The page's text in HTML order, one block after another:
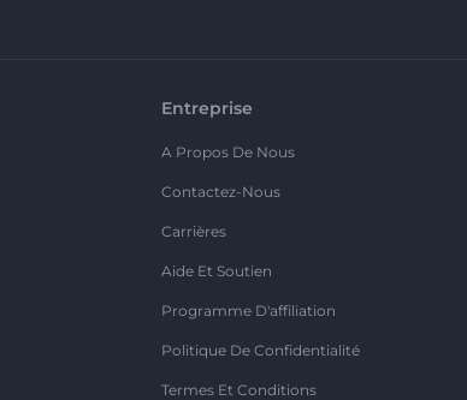
Entreprise
A Propos De Nous
Contactez-Nous
Carrières
Aide Et Soutien
Programme D'affiliation
Politique De Confidentialité
Termes Et Conditions